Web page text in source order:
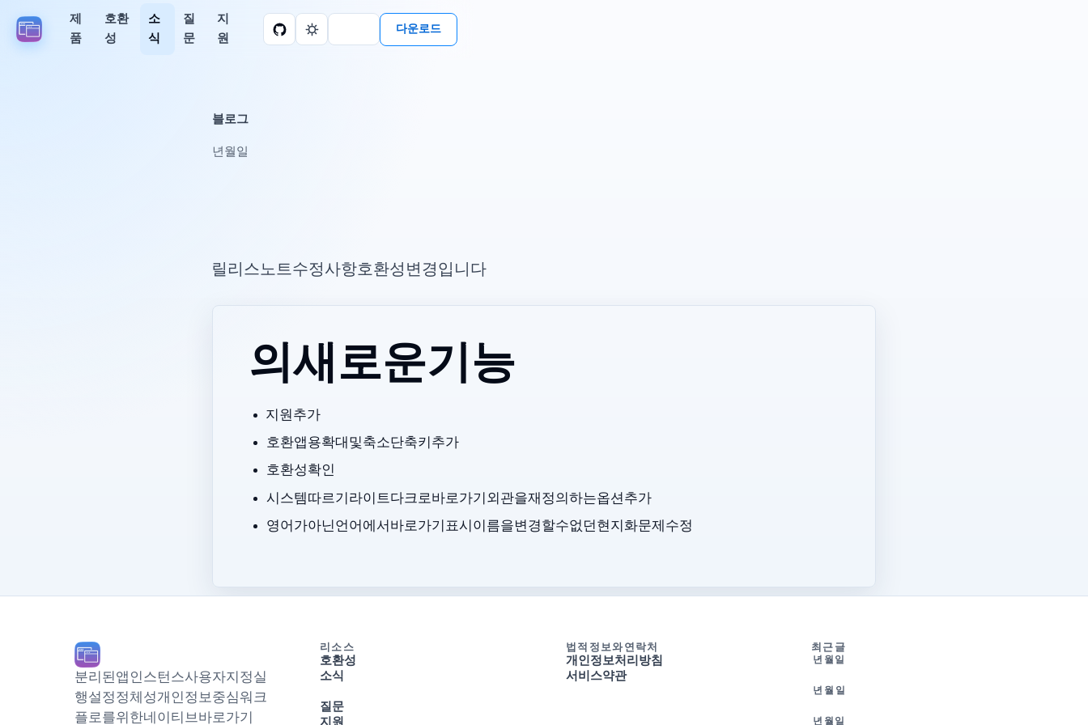
제
품
호환
성
소
식
질
문
지
원
다운로드
블로그
2026년 5월 27일
Parall 릴리스 노트, 수정 사항, 호환성 변경입니다.
v2.2.4의 새로운 기능
Microsoft Teams 지원 추가.
호환 앱용 확대 및 축소 단축키 추가.
Capacities 호환성 확인.
시스템 따르기, 라이트, 다크로 바로가기 외관을 재정의하는 옵션 추가.
영어가 아닌 언어에서 바로가기 표시 이름을 변경할 수 없던 현지화 문제 수정.
분리된 앱 인스턴스, 사용자 지정 실
행 설정, Dock 정체성, 개인정보 중심 워크
플로를 위한 네이티브 macOS 바로가기.
리소스
호환성
소식
질문
지원
법적 정보와 연락처
개인정보 처리방침
서비스 약관
최근 글
2026년 8월 7일
2026년 7월 30일
2026년 7월 5일